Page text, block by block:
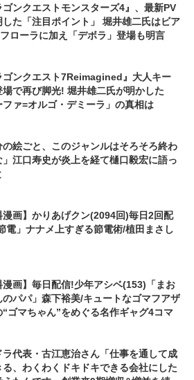
ゴンクエストモンスターズ4』、最新PV
した「注目ポイント」 堀井雄二氏はビア
ローラに加え「デボラ」登場も明言
ゴンクエスト7Reimagined』大人キー
場で再び脚光! 堀井雄二氏が明かした
ファ=オルゴ・デミーラ」の真相は
の絵ごと、このジャンルはそろそろ終わ
」江口寿史が炎上を経て樋口毅宏に語っ
漫画】かりあげクン(2094回)毎日2回配
電」ナナメ上すぎる節電術/植田まさし
漫画】毎日配信!少年アシベ(153)「まお
のパパ」森下裕美/キュートなゴマフアザ
“ゴマちゃん”をめぐる名作ギャグ4コマ
ラ代表・古江恵治さん「仕事を通して成
る、わくわくドキドキできる会社にした